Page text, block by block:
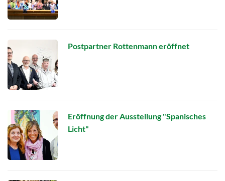
Postpartner Rottenmann eröffnet
Eröffnung der Ausstellung "Spanisches
Licht"